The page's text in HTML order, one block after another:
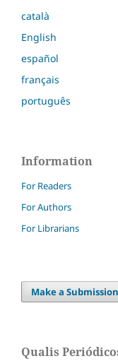
català
English
español
français
português
Information
For Readers
For Authors
For Librarians
Make a Submission
Qualis